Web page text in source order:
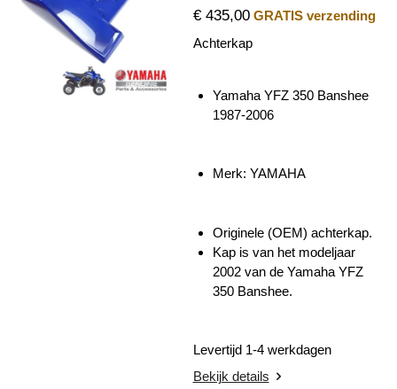
€ 435,00 GRATIS verzending
Achterkap
Yamaha YFZ 350 Banshee
1987-2006
Merk: YAMAHA
Originele (OEM) achterkap.
Kap is van het modeljaar
2002 van de Yamaha YFZ
350 Banshee.
Levertijd 1-4 werkdagen
Bekijk details